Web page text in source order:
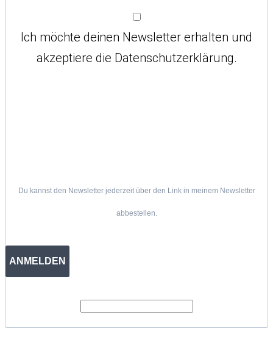
Ich möchte deinen Newsletter erhalten und
akzeptiere die Datenschutzerklärung.
Du kannst den Newsletter jederzeit über den Link in meinem Newsletter
abbestellen.
ANMELDEN